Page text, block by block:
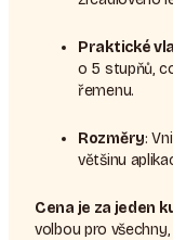
Praktické
o 5 stupňů,
řemenu.
Rozměry:
většinu
Cena je za jeden
volbou pro